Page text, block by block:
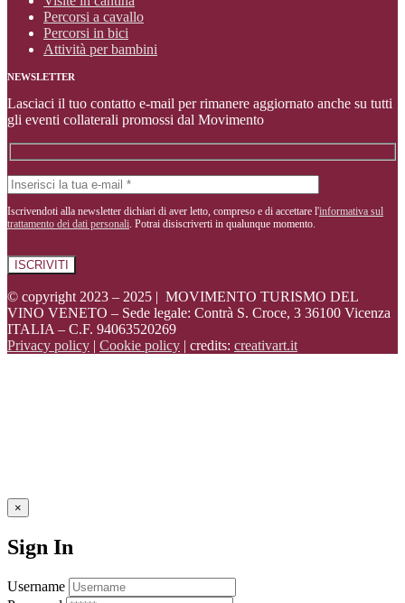
Percorsi a cavallo
Percorsi in bici
Attività per bambini
NEWSLETTER
Lasciaci il tuo contatto e-mail per rimanere aggiornato anche su tutti
gli eventi collaterali promossi dal Movimento
Iscrivendoti alla newsletter dichiari di aver letto, compreso e di accettare l'informativa sul
trattamento dei dati personali. Potrai disiscriverti in qualunque momento.
© copyright 2023 – 2025 | MOVIMENTO TURISMO DEL
VINO VENETO – Sede legale: Contrà S. Croce, 3 36100 Vicenza
ITALIA – C.F. 94063520269
Privacy policy | Cookie policy | credits: creativart.it
×
Sign In
Username